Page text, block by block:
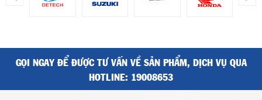
GỌI NGAY ĐỂ ĐƯỢC TƯ VẤN VỀ SẢN PHẨM, DỊCH VỤ QUA
HOTLINE: 19008653